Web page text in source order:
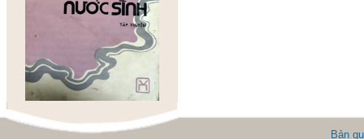
Bản